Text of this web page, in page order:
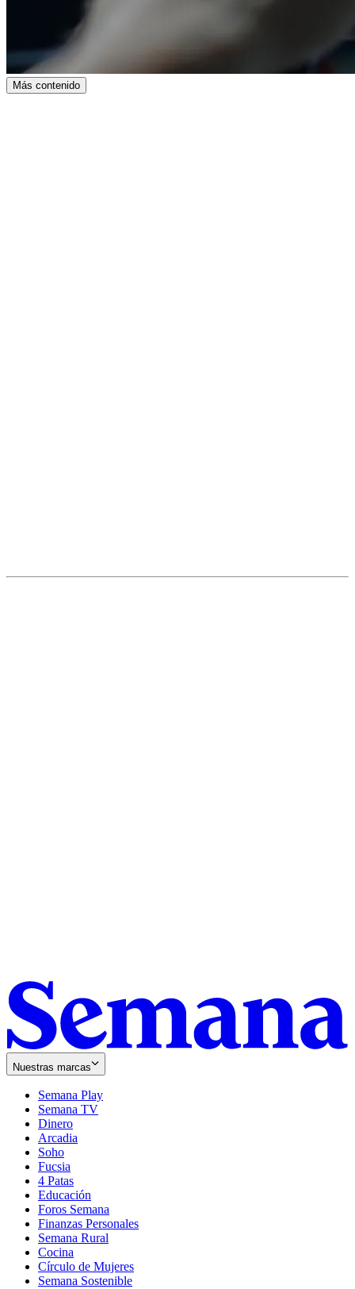
Más contenido
Nuestras marcas
Semana Play
Semana TV
Dinero
Arcadia
Soho
in
new
window
Fucsia
in
new
window
4 Patas
Educación
Foros Semana
Finanzas Personales
Semana Rural
Cocina
Círculo de Mujeres
Semana Sostenible